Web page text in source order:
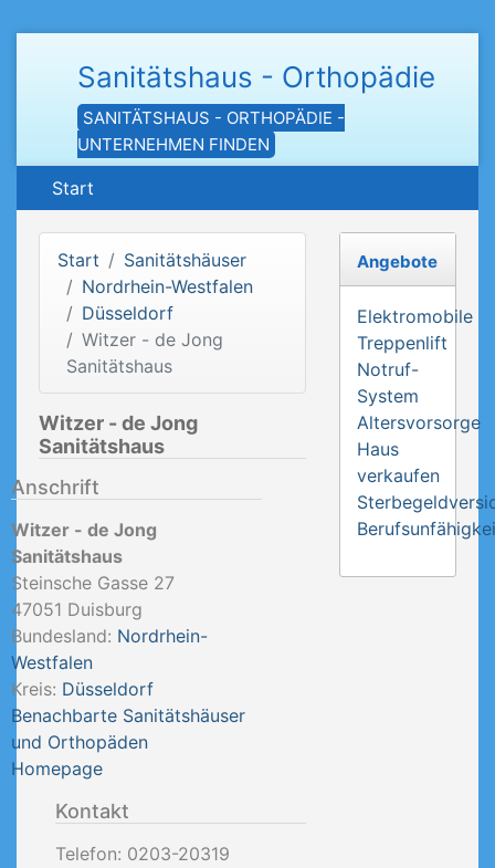
Sanitätshaus - Orthopädie
SANITÄTSHAUS - ORTHOPÄDIE -
UNTERNEHMEN FINDEN
Start
Start
Sanitätshäuser
Nordrhein-Westfalen
Düsseldorf
Witzer - de Jong
Sanitätshaus
Witzer - de Jong
Sanitätshaus
Anschrift
Witzer - de Jong
Sanitätshaus
Steinsche Gasse 27
47051 Duisburg
Bundesland: Nordrhein-
Westfalen
Kreis: Düsseldorf
Benachbarte Sanitätshäuser
und Orthopäden
Homepage
Kontakt
Telefon: 0203-20319
Angebote
Elektromobile
Treppenlift
Notruf-
System
Altersvorsorge
Haus
verkaufen